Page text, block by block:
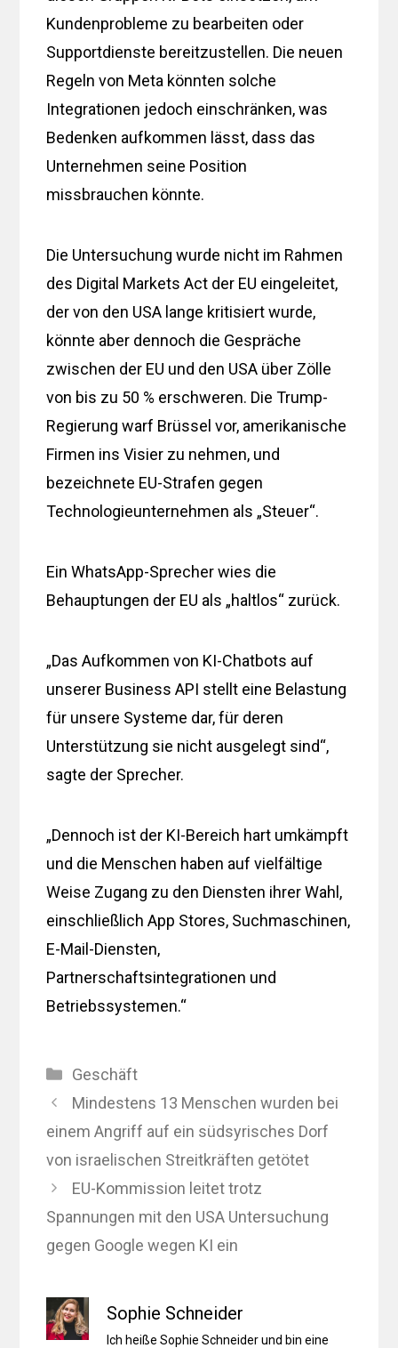
Kundenprobleme zu bearbeiten oder
Supportdienste bereitzustellen. Die neuen
Regeln von Meta könnten solche
Integrationen jedoch einschränken, was
Bedenken aufkommen lässt, dass das
Unternehmen seine Position
missbrauchen könnte.
Die Untersuchung wurde nicht im Rahmen
des Digital Markets Act der EU eingeleitet,
der von den USA lange kritisiert wurde,
könnte aber dennoch die Gespräche
zwischen der EU und den USA über Zölle
von bis zu 50 % erschweren. Die Trump-
Regierung warf Brüssel vor, amerikanische
Firmen ins Visier zu nehmen, und
bezeichnete EU-Strafen gegen
Technologieunternehmen als „Steuer“.
Ein WhatsApp-Sprecher wies die
Behauptungen der EU als „haltlos“ zurück.
„Das Aufkommen von KI-Chatbots auf
unserer Business API stellt eine Belastung
für unsere Systeme dar, für deren
Unterstützung sie nicht ausgelegt sind“,
sagte der Sprecher.
„Dennoch ist der KI-Bereich hart umkämpft
und die Menschen haben auf vielfältige
Weise Zugang zu den Diensten ihrer Wahl,
einschließlich App Stores, Suchmaschinen,
E-Mail-Diensten,
Partnerschaftsintegrationen und
Betriebssystemen.“
Kategorien
Geschäft
Mindestens 13 Menschen wurden bei
einem Angriff auf ein südsyrisches Dorf
von israelischen Streitkräften getötet
EU-Kommission leitet trotz
Spannungen mit den USA Untersuchung
gegen Google wegen KI ein
Sophie Schneider
Ich heiße Sophie Schneider und bin eine